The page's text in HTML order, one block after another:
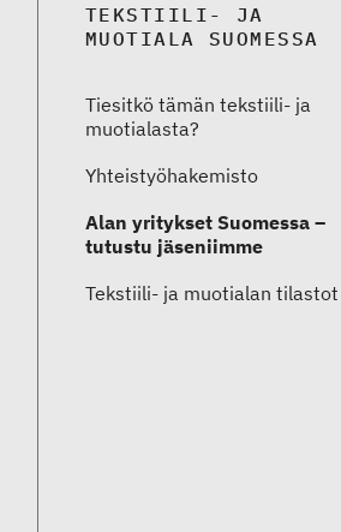
TEKSTIILI- JA
MUOTIALA SUOMESSA
Tiesitkö tämän tekstiili- ja
muotialasta?
Yhteistyö­hakemisto
Alan yritykset Suomessa –
tutustu jäseniimme
Tekstiili- ja muotialan tilastot